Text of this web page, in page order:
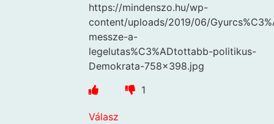
https://mindenszo.hu/wp-
content/uploads/2019/06/
messze-a-
legelutas%C3%ADtottabb-politikus-
Demokrata-758×398.jpg
1
Válasz